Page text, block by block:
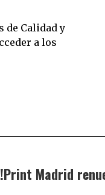
de Calidad y
a los
Madrid